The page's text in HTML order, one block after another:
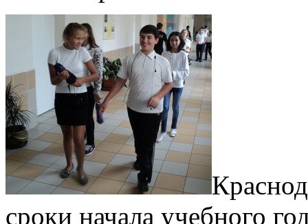
сроки начала учебного